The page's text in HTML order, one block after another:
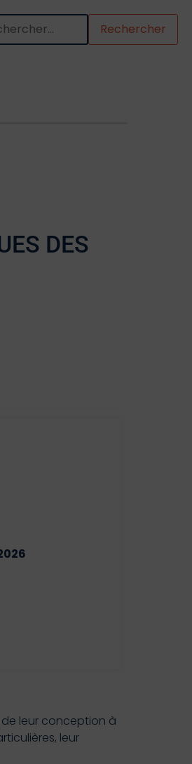
les résultats de l'auto-
DES
de leur conception à
leur